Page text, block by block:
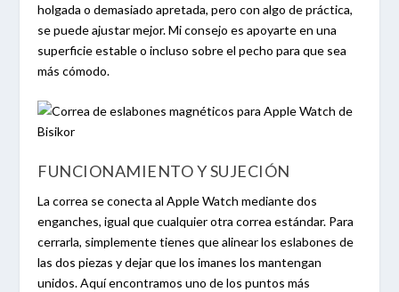
holgada o demasiado apretada, pero con algo de práctica,
se puede ajustar mejor. Mi consejo es apoyarte en una
superficie estable o incluso sobre el pecho para que sea
más cómodo.
FUNCIONAMIENTO Y SUJECIÓN
La correa se conecta al Apple Watch mediante dos
enganches, igual que cualquier otra correa estándar. Para
cerrarla, simplemente tienes que alinear los eslabones de
las dos piezas y dejar que los imanes los mantengan
unidos. Aquí encontramos uno de los puntos más